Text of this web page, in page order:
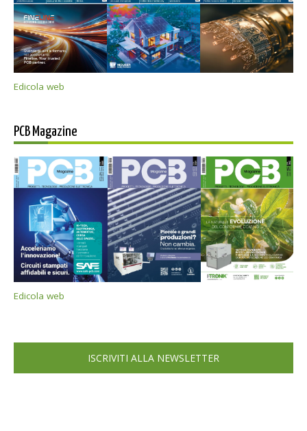
Edicola web
PCB Magazine
Edicola web
ISCRIVITI ALLA NEWSLETTER